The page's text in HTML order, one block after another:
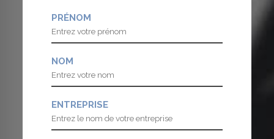
PRÉNOM
NOM
ENTREPRISE